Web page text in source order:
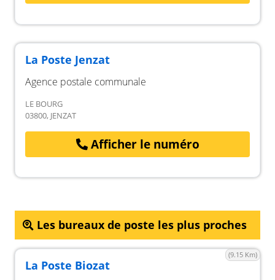
La Poste Jenzat
Agence postale communale
LE BOURG
03800, JENZAT
Afficher le numéro
Les bureaux de poste les plus proches
(9.15 Km)
La Poste Biozat